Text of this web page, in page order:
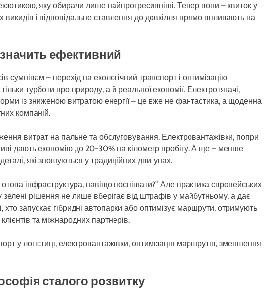
яку обирали лише найпрогресивніші. Тепер вони – квиток у
викидів і відповідальне ставлення до довкілля прямо впливають на
ефективний
сумнівам – перехід на екологічний транспорт і оптимізацію
турботи про природу, а й реальної економії. Електротягачі,
із зниженою витратою енергії – це вже не фантастика, а щоденна
компаній.
витрат на пальне та обслуговування. Електровантажівки, попри
дають економію до 20-30% на кілометр пробігу. А ще – менше
які зношуються у традиційних двигунах.
інфраструктура, навіщо поспішати?” Але практика європейських
зелені рішення не лише вберігає від штрафів у майбутньому, а дає
хто запускає гібридні автопарки або оптимізує маршрути, отримують
та міжнародних партнерів.
у логістиці, електровантажівки, оптимізація маршрутів, зменшення
сталого розвитку